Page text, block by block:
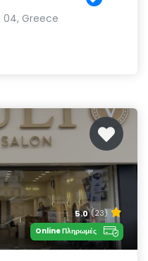
04, Greece
5.0 (23)
Online Πληρωμές